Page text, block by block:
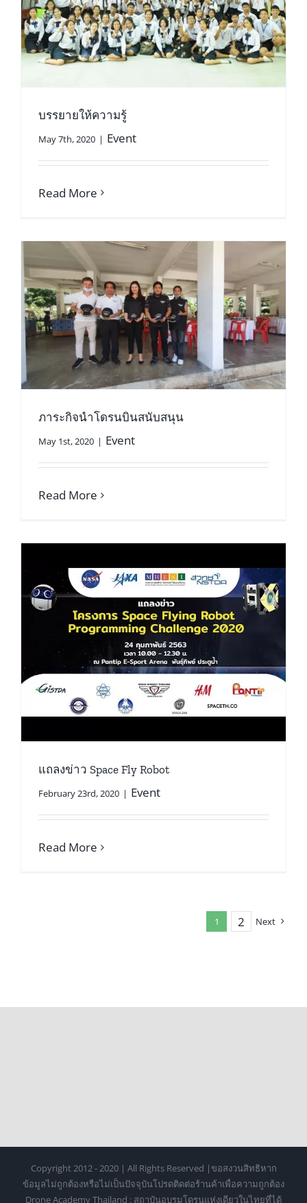
บรรยายให้ความรู้
May 7th, 2020 | Event
Read More
ภาระกิจนำโดรนบินสนับสนุน
May 1st, 2020 | Event
Read More
แถลงข่าว Space Fly Robot
February 23rd, 2020 | Event
Read More
1 2 Next
Copyright 2012 - 2020 | All Rights Reserved |ขอสงวนสิทธิหาก
ข้อมูลไม่ถูกต้องหรือไม่เป็นปัจจุบันโปรดติดต่อร้านค้าเพื่อความถูกต้อง
Drone Academy Thailand : สถาบันอบรมโดรนแห่งเดียวในไทยที่ได้